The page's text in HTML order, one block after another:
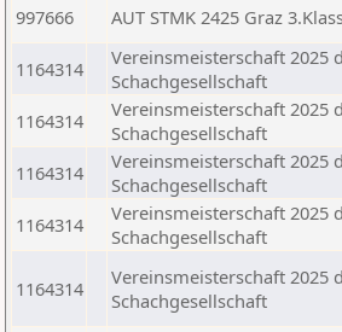
997666 AUT STMK 2425 Graz
1164314
Vereinsmeisterschaft 2025
Schachgesellschaft
1164314
Vereinsmeisterschaft 2025
Schachgesellschaft
1164314
Vereinsmeisterschaft 2025
Schachgesellschaft
1164314
Vereinsmeisterschaft 2025
Schachgesellschaft
1164314
Vereinsmeisterschaft 2025
Schachgesellschaft